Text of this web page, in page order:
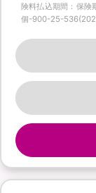
険料払込期間：保
個-900-25-